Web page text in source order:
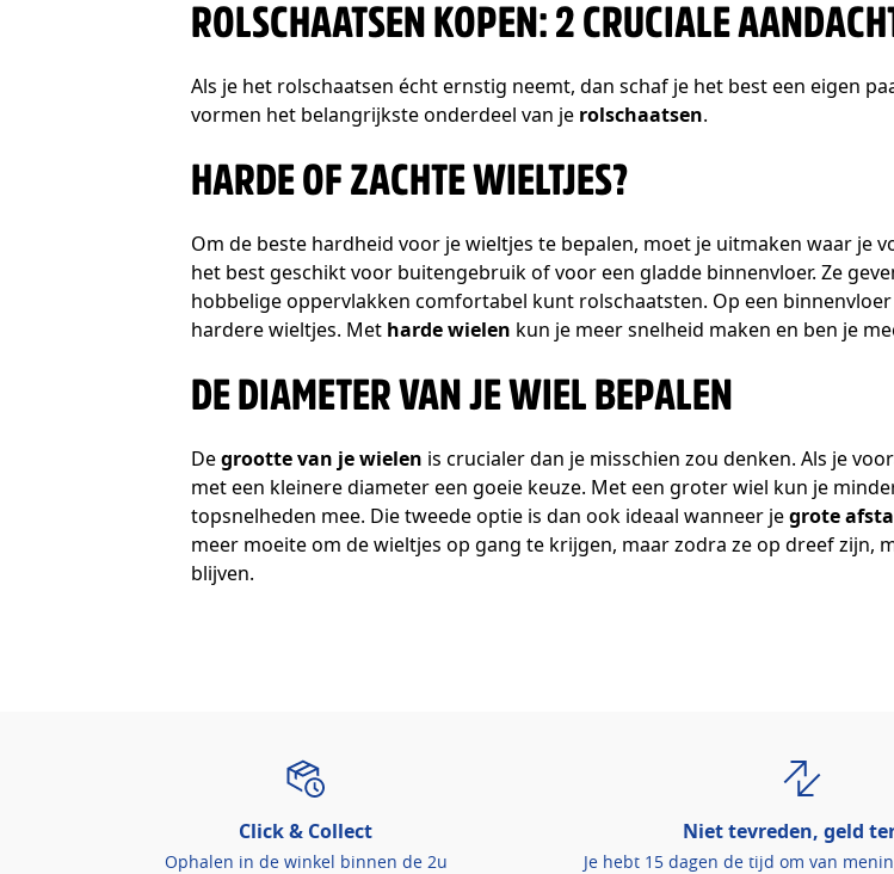
ROLSCHAATSEN KOPEN: 2 CRUCIALE
Als je het rolschaatsen écht ernstig neemt, dan schaf je het best een eigen
vormen het belangrijkste onderdeel van je rolschaatsen.
HARDE OF ZACHTE WIELTJES?
Om de beste hardheid voor je wieltjes te bepalen, moet je uitmaken waar je
het best geschikt voor buitengebruik of voor een gladde binnenvloer. Ze
hobbelige oppervlakken comfortabel kunt rolschaatsten. Op een
hardere wieltjes. Met harde wielen kun je meer snelheid maken en ben je
DE DIAMETER VAN JE WIEL BEPALEN
Degrootte van je wielen is crucialer dan je misschien zou denken. Als je
met een kleinere diameter een goeie keuze. Met een groter wiel kun je
topsnelheden mee. Die tweede optie is dan ook ideaal wanneer jegrote
meer moeite om de wieltjes op gang te krijgen, maar zodra ze op dreef
blijven.
Click & Collect
Ophalen in de winkel binnen de 2u
Niet tevreden, geld
Je hebt 15 dagen de tijd om van